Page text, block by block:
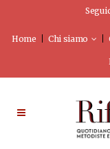
Home Chi siamo